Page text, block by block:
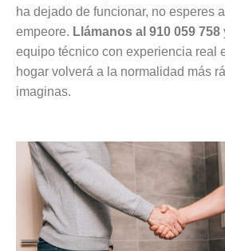
ha dejado de funcionar, no esperes
empeore. Llámanos al 910 059 758
equipo técnico con experiencia real
hogar volverá a la normalidad más
imaginas.